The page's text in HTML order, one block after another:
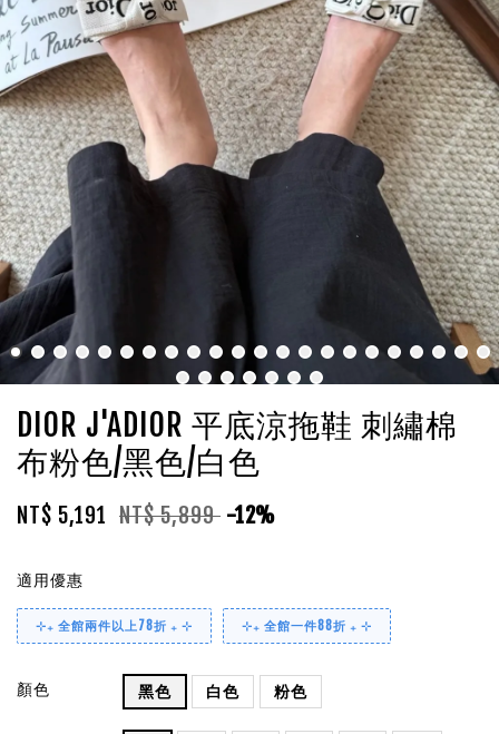
DIOR J'ADIOR 平底涼拖鞋 刺繡棉
布粉色/黑色/白色
NT$ 5,191 NT$ 5,899 -12%
適用優惠
⊹₊ 全館兩件以上78折 ₊ ⊹ ⊹₊ 全館一件88折 ₊ ⊹
顏色 黑色 白色 粉色